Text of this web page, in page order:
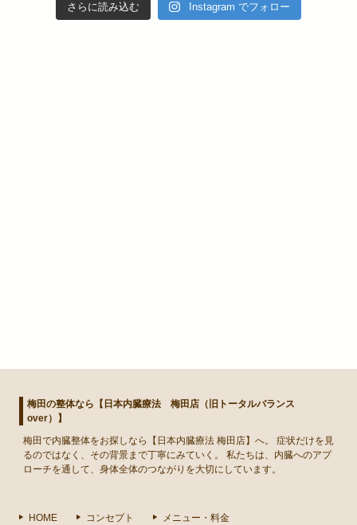
さらに読み込む Instagram でフォロー
梅田の整体なら【日本内臓療法 梅田店（旧トータルバランス
over）】
梅田で内臓整体をお探しなら【日本内臓療法 梅田店】へ。 症状だけを見
るのではなく、その背景まで丁寧にみていく。 私たちは、内臓へのアプ
ローチを通して、身体全体のつながりを大切にしています。
HOME コンセプト メニュー・料金